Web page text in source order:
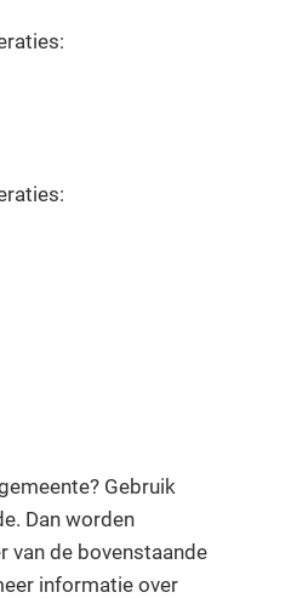
Gebruik
Dan worden
van de bovenstaande
informatie over